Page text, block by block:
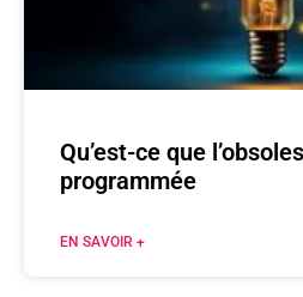
Qu’est-ce que
programmée
EN SAVOIR +